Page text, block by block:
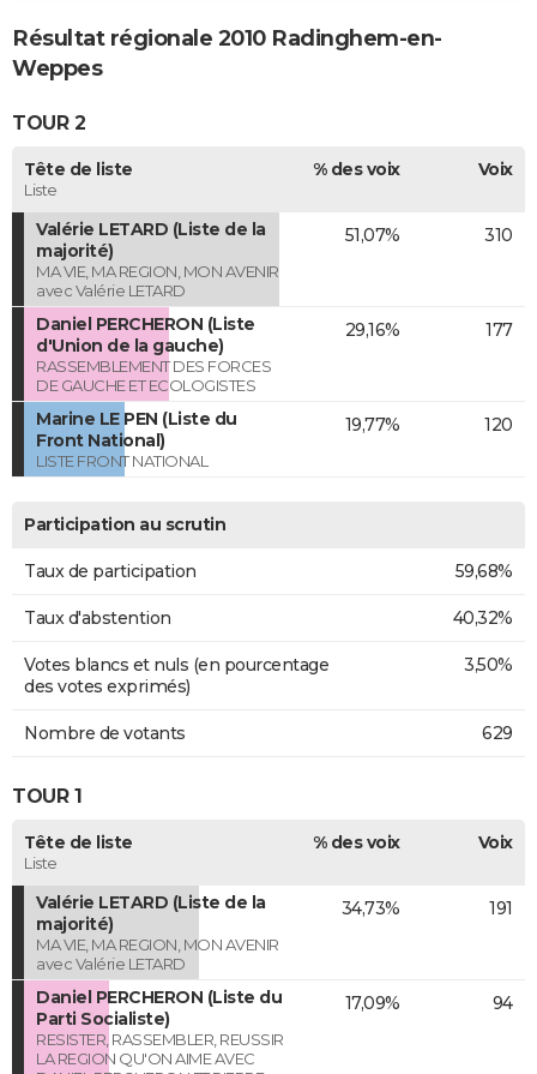
Résultat régionale 2010 Radinghem-en-
Weppes
TOUR 2
Tête de liste
Liste
% des voix Voix
Valérie LETARD (Liste de la
majorité)
MA VIE, MA REGION, MON AVENIR
avec Valérie LETARD
51,07% 310
Daniel PERCHERON (Liste
d'Union de la gauche)
RASSEMBLEMENT DES FORCES
DE GAUCHE ET ECOLOGISTES
29,16% 177
Marine LE PEN (Liste du
Front National)
LISTE FRONT NATIONAL
19,77% 120
Participation au scrutin
Taux de participation 59,68%
Taux d'abstention 40,32%
Votes blancs et nuls (en pourcentage
des votes exprimés)
3,50%
Nombre de votants 629
TOUR 1
Tête de liste
Liste
% des voix Voix
Valérie LETARD (Liste de la
majorité)
MA VIE, MA REGION, MON AVENIR
avec Valérie LETARD
34,73% 191
Daniel PERCHERON (Liste du
Parti Socialiste)
RESISTER, RASSEMBLER, REUSSIR
LA REGION QU'ON AIME AVEC
17,09% 94